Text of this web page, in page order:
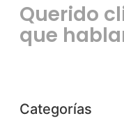
Querido
que
Categorías